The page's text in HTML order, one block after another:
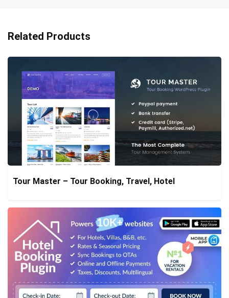
Related Products
Tour Master – Tour Booking, Travel, Hotel